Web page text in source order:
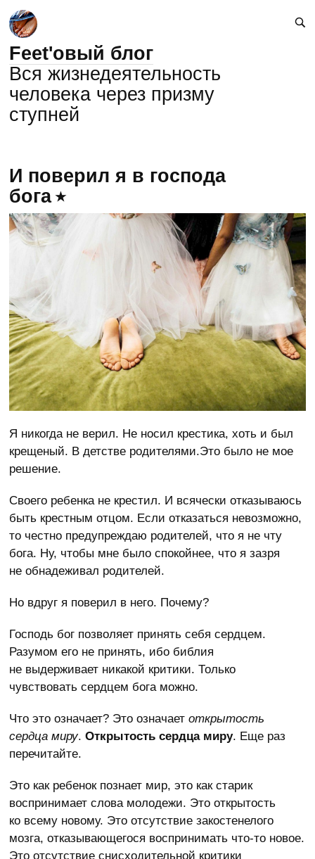
Feet'овый блог
Вся жизнедеятельность
человека через призму
ступней
И поверил я в господа
бога
Я никогда не верил. Не носил крестика, хоть и был
крещеный. В детстве родителями.Это было не мое
решение.
Своего ребенка не крестил. И всячески отказываюсь
быть крестным отцом. Если отказаться невозможно,
то честно предупреждаю родителей, что я не чту
бога. Ну, чтобы мне было спокойнее, что я зазря
не обнадеживал родителей.
Но вдруг я поверил в него. Почему?
Господь бог позволяет принять себя сердцем.
Разумом его не принять, ибо библия
не выдерживает никакой критики. Только
чувствовать сердцем бога можно.
Что это означает? Это означаетоткрытость
сердца миру.Открытость сердца миру. Еще раз
перечитайте.
Это как ребенок познает мир, это как старик
воспринимает слова молодежи. Это открытость
ко всему новому. Это отсутствие закостенелого
мозга, отказывающегося воспринимать что-то новое.
Это отсутствие снисходительной критики